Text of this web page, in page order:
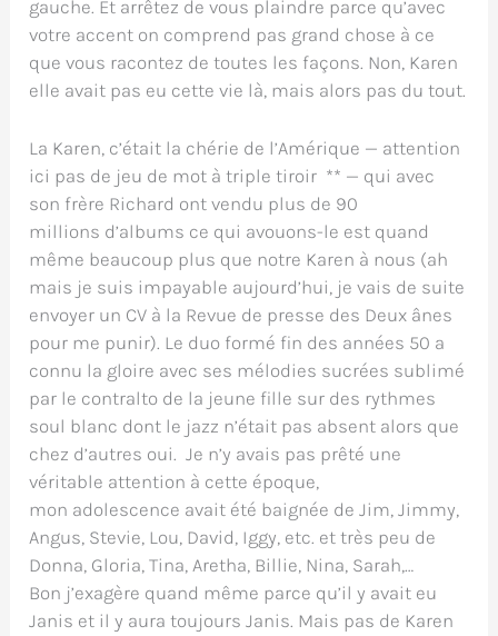
gauche. Et arrêtez de vous plaindre parce qu’avec
votre accent on comprend pas grand chose à ce
que vous racontez de toutes les façons. Non, Karen
elle avait pas eu cette vie là, mais alors pas du tout.
La Karen, c’était la chérie de l’Amérique — attention
ici pas de jeu de mot à triple tiroir ** — qui avec
son frère Richard ont vendu plus de 90
millions d’albums ce qui avouons-le est quand
même beaucoup plus que notre Karen à nous (ah
mais je suis impayable aujourd’hui, je vais de suite
envoyer un CV à la Revue de presse des Deux ânes
pour me punir). Le duo formé fin des années 50 a
connu la gloire avec ses mélodies sucrées sublimé
par le contralto de la jeune fille sur des rythmes
soul blanc dont le jazz n’était pas absent alors que
chez d’autres oui. Je n’y avais pas prêté une
véritable attention à cette époque,
mon adolescence avait été baignée de Jim, Jimmy,
Angus, Stevie, Lou, David, Iggy, etc. et très peu de
Donna, Gloria, Tina, Aretha, Billie, Nina, Sarah,…
Bon j’exagère quand même parce qu’il y avait eu
Janis et il y aura toujours Janis. Mais pas de Karen